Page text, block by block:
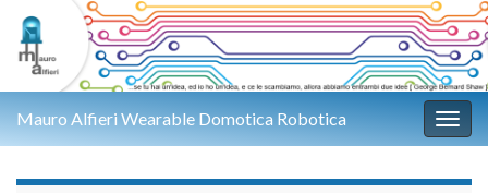
Mauro Alfieri Wearable Domotica Robotica